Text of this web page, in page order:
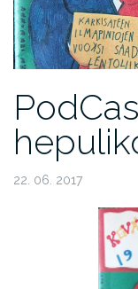
22. 06. 2017